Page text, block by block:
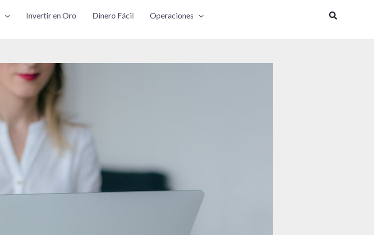
Invertir en Oro Dinero Fácil Operaciones Buscar